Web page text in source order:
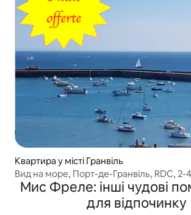
Квартира у місті Гранвіль
Вид на море, Порт-де-Гранвіль, RDC, 2-
Мис Фреле: інші чудові
для відпочинку